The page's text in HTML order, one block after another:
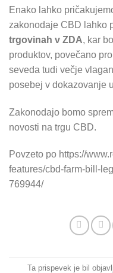
Enako lahko
zakonodaje CBD lahko
trgovinah v ZDA, kar
produktov, povečano
seveda tudi večje
posebej v dokazovanje
Zakonodajo bomo
novosti na trgu CBD.
Povzeto po https://
features/cbd-farm-bill-
769944/
Ta prispevek je bil